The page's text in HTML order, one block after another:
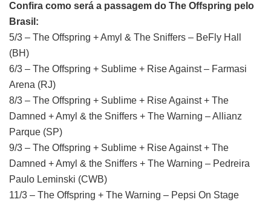
Confira como será a passagem do The Offspring pelo
Brasil:
5/3 – The Offspring + Amyl & The Sniffers – BeFly Hall
(BH)
6/3 – The Offspring + Sublime + Rise Against – Farmasi
Arena (RJ)
8/3 – The Offspring + Sublime + Rise Against + The
Damned + Amyl & the Sniffers + The Warning – Allianz
Parque (SP)
9/3 – The Offspring + Sublime + Rise Against + The
Damned + Amyl & the Sniffers + The Warning – Pedreira
Paulo Leminski (CWB)
11/3 – The Offspring + The Warning – Pepsi On Stage